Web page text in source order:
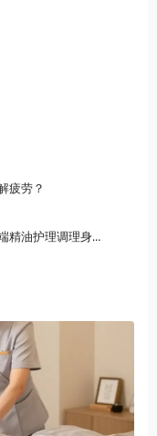
疲劳？
摩耶SPA：经常熬夜加班的男士如何通过高端精油护理调理身体